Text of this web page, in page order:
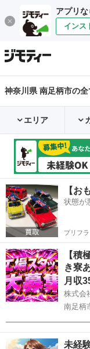
アプリ
インス
神奈川県 南足柄市の
エリア
【お
状態が
プリフラ
【積
き寮
月収
株式会
南足柄
こちら】★★★
神奈川 南足柄市
未経